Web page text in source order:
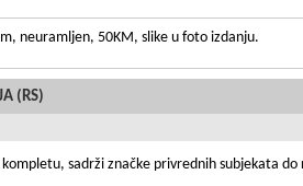
neuramljen, 50KM, slike u foto izdanju.
(RS)
sadrži značke privrednih subjekata do